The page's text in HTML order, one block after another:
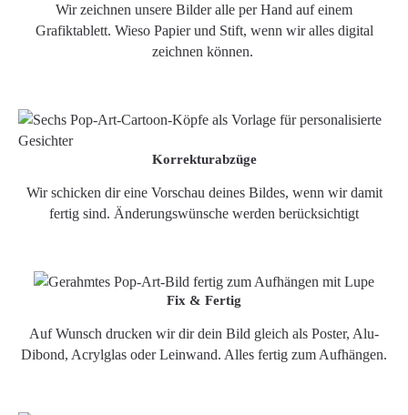
Wir zeichnen unsere Bilder alle per Hand auf einem
Grafiktablett. Wieso Papier und Stift, wenn wir alles digital
zeichnen können.
Korrekturabzüge
Wir schicken dir eine Vorschau deines Bildes, wenn wir damit
fertig sind. Änderungswünsche werden berücksichtigt
Fix & Fertig
Auf Wunsch drucken wir dir dein Bild gleich als Poster, Alu-
Dibond, Acrylglas oder Leinwand. Alles fertig zum Aufhängen.